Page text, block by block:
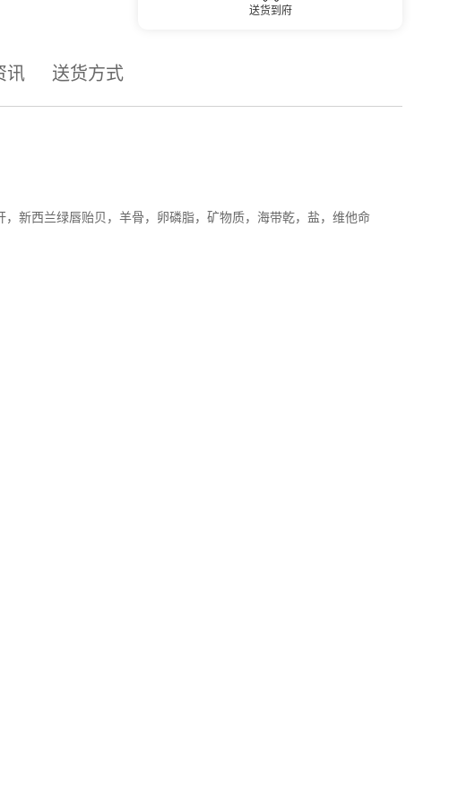
送货到府
讯 送货方式
新西兰绿唇贻贝，羊骨，卵磷脂，矿物质，海带乾，盐，维他命